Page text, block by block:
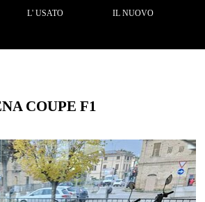
Salta menù
L' USATO ▼
IL NUOVO
COUPE F1